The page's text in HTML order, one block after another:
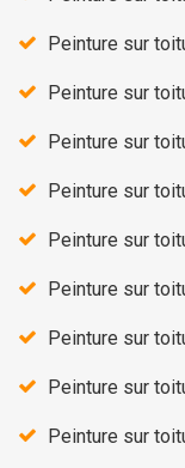
Peinture sur
Peinture sur
Peinture sur
Peinture sur
Peinture sur
Peinture sur
Peinture sur
Peinture sur
Peinture sur